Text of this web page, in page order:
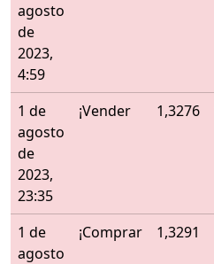
agosto
de
2023,
4:59
1 de
agosto
de
2023,
23:35
¡Vender 1,3276
1 de
agosto
¡Comprar 1,3291